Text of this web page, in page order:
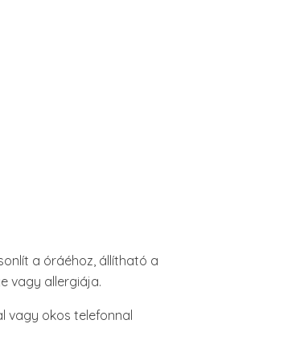
a óráéhoz, állítható a
vagy allergiája.
vagy okos telefonnal